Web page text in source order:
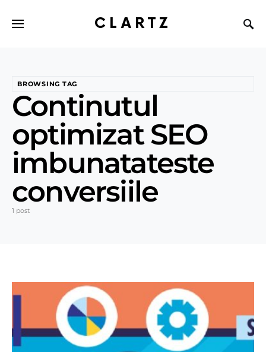
CLARTZ
BROWSING TAG
Continutul
optimizat SEO
imbunatateste
conversiile
1 post